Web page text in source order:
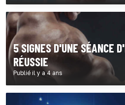
5 SIGNES D'UNE SÉANCE
RÉUSSIE
Publié il y a 4 ans